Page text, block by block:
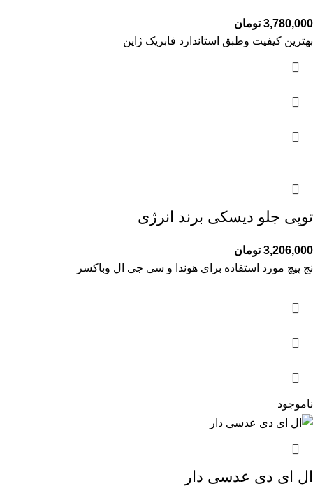
3,780,000 تومان
بهترین کیفیت وطبق استاندارد فابریک ژاپن
توپی جلو دیسکی برند انرژی
3,206,000 تومان
نج پیچ مورد استفاده برای هوندا و سی جی ال وباکسر
ناموجود
ال ای دی عدسی دار